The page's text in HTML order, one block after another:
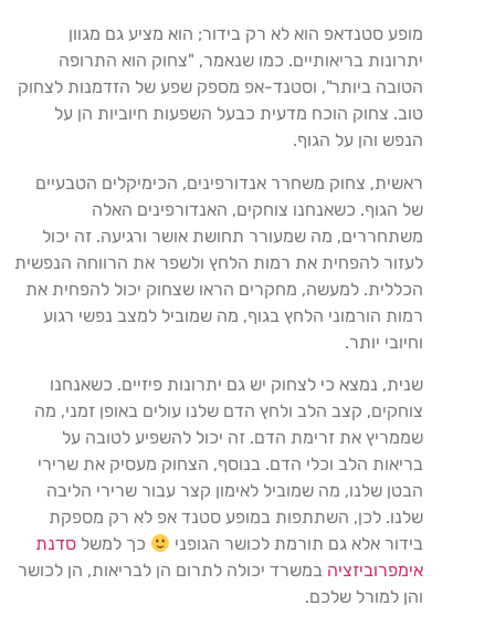
מופע סטנדאפ הוא לא רק בידור; הוא מציע גם מגוון
יתרונות בריאותיים. כמו שנאמר, "צחוק הוא התרופה
הטובה ביותר", וסטנד-אפ מספק שפע של הזדמנות לצחוק
טוב. צחוק הוכח מדעית כבעל השפעות חיוביות הן על
הנפש והן על הגוף.
ראשית, צחוק משחרר אנדורפינים, הכימיקלים הטבעיים
של הגוף. כשאנחנו צוחקים, האנדורפינים האלה
משתחררים, מה שמעורר תחושת אושר ורגיעה. זה יכול
לעזור להפחית את רמות הלחץ ולשפר את הרווחה הנפשית
הכללית. למעשה, מחקרים הראו שצחוק יכול להפחית את
רמות הורמוני הלחץ בגוף, מה שמוביל למצב נפשי רגוע
וחיובי יותר.
שנית, נמצא כי לצחוק יש גם יתרונות פיזיים. כשאנחנו
צוחקים, קצב הלב ולחץ הדם שלנו עולים באופן זמני, מה
שממריץ את זרימת הדם. זה יכול להשפיע לטובה על
בריאות הלב וכלי הדם. בנוסף, הצחוק מעסיק את שרירי
הבטן שלנו, מה שמוביל לאימון קצר עבור שרירי הליבה
שלנו. לכן, השתתפות במופע סטנד אפ לא רק מספקת
בידור אלא גם תורמת לכושר הגופני
כך למשלסדנת
אימפרוביזציה במשרד יכולה לתרום הן לבריאות, הן לכושר
והן למורל שלכם.